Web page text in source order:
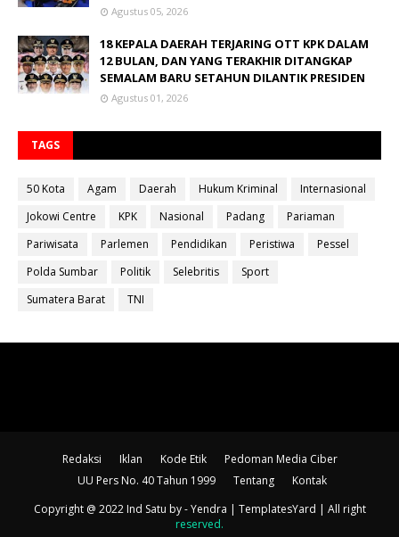
Agustus 05, 2026
18 KEPALA DAERAH TERJARING OTT KPK DALAM
12 BULAN, DAN YANG TERAKHIR DITANGKAP
SEMALAM BARU SETAHUN DILANTIK PRESIDEN
Agustus 01, 2026
TAGS
50 Kota Agam Daerah Hukum Kriminal
Internasional
Jokowi Centre
KPK Nasional Padang
Pariaman
Pariwisata
Parlemen Pendidikan Peristiwa
Pessel
Polda Sumbar
Politik Selebritis
Sport
Sumatera Barat
TNI
Redaksi Iklan Kode Etik
Pedoman Media Ciber
UU Pers No. 40 Tahun 1999
Tentang
Kontak
Copyright @ 2022 Ind Satu by - Yendra | TemplatesYard | All right
reserved.